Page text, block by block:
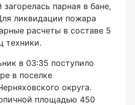
парная в бане,
ликвидации пожара
расчеты в составе 5
техники.
в 03:35 поступило
в поселке
округа.
площадью 450